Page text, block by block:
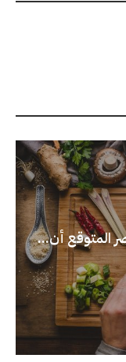
المتوقع أن...